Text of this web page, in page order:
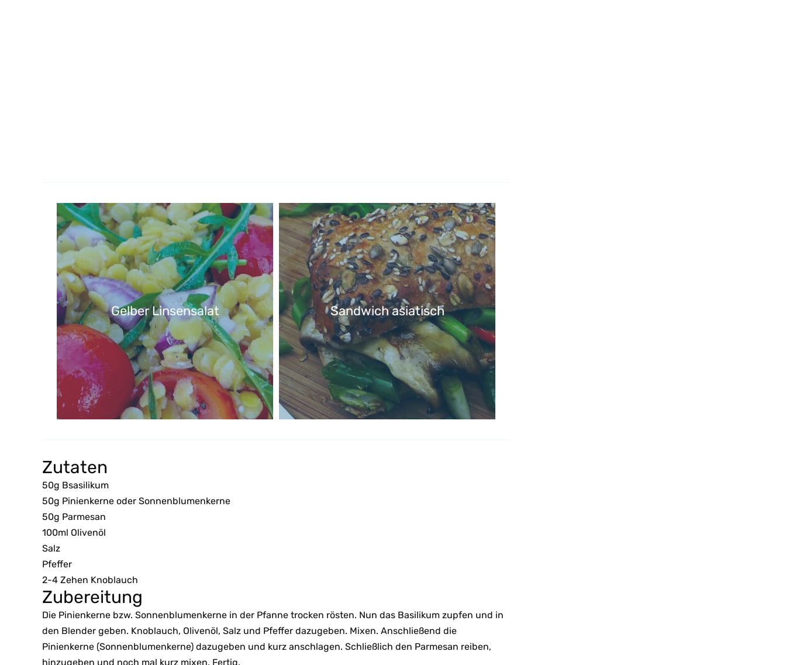
Gelber Linsensalat Sandwich asiatisch
Zutaten
50g Bsasilikum
50g Pinienkerne oder Sonnenblumenkerne
50g Parmesan
100ml Olivenöl
Salz
Pfeffer
2-4 Zehen Knoblauch
Zubereitung
Die Pinienkerne bzw. Sonnenblumenkerne in der Pfanne trocken rösten. Nun das Basilikum zupfen und in
den Blender geben. Knoblauch, Olivenöl, Salz und Pfeffer dazugeben. Mixen. Anschließend die
Pinienkerne (Sonnenblumenkerne) dazugeben und kurz anschlagen. Schließlich den Parmesan reiben,
hinzugeben und noch mal kurz mixen. Fertig.